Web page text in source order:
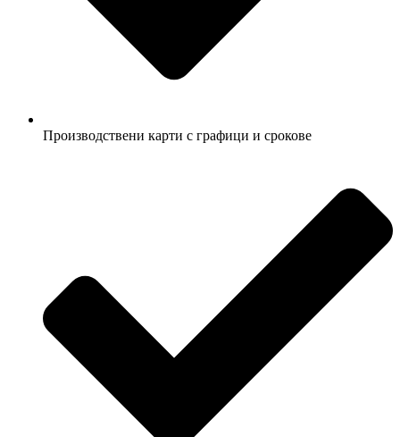
Производствени карти с графици и срокове